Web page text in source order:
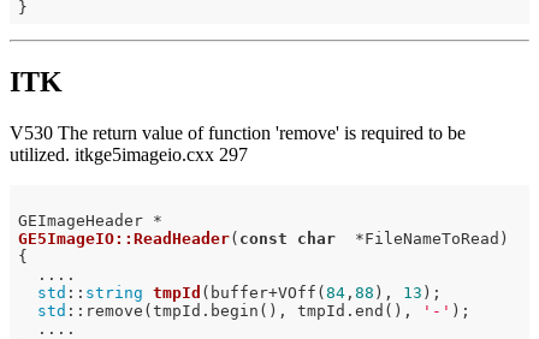
ITK
V530 The return value of function 'remove' is required to be
utilized. itkge5imageio.cxx 297
GE5ImageIO::ReadHeader( const char
  *FileNameToRead)
{
  ....
std :: string tmpId (buffer+VOff(84, 88 ), 13 ) ;
std ::remove(tmpId.begin(), tmpId.end(), '-' );
  ....